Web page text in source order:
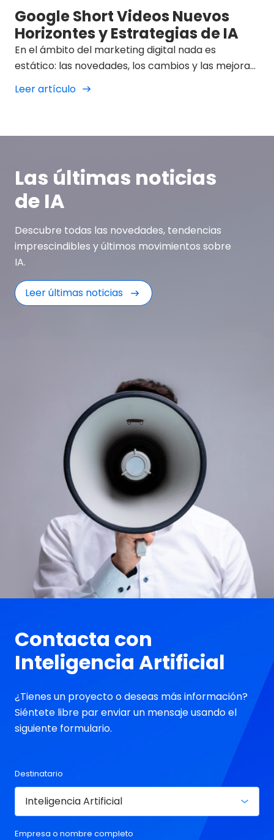
Google Short Videos Nuevos
Horizontes y Estrategias de IA
En el ámbito del marketing digital nada es
estático: las novedades, los cambios y las mejoras
para los usuarios surgen a un ritmo imparable. Una
Short Videos marcan un antes y un después en la
forma en que marcas, buscadores y agencias
deben afrontar el futuro: un futuro en el que la
combinación de IA, consumo inmediato y
contenido hiper-visual transforma por completo
el paradigma digital.
Leer artículo
Las últimas noticias
de IA
Descubre todas las novedades, tendencias
imprescindibles y últimos movimientos sobre
IA.
Leer últimas noticias
Contacta con
Inteligencia Artificial
¿Tienes un proyecto o deseas más información?
Siéntete libre par enviar un mensaje usando el
siguiente formulario.
Destinatario
Empresa o nombre completo